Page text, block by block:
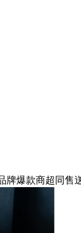
牌爆款商超同售